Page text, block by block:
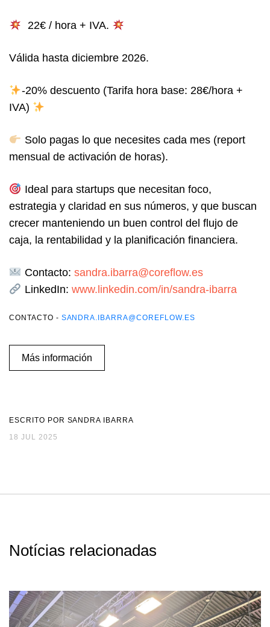
22€ / hora + IVA.
Válida hasta diciembre 2026.
-20% descuento (Tarifa hora base: 28€/hora +
IVA)
Solo pagas lo que necesites cada mes (report
mensual de activación de horas).
Ideal para startups que necesitan foco,
estrategia y claridad en sus números, y que buscan
crecer manteniendo un buen control del flujo de
caja, la rentabilidad y la planificación financiera.
Contacto: sandra.ibarra@coreflow.es
LinkedIn: www.linkedin.com/in/sandra-ibarra
CONTACTO - SANDRA.IBARRA@COREFLOW.ES
Más información
ESCRITO POR SANDRA IBARRA
18 JUL 2025
Notícias relacionadas